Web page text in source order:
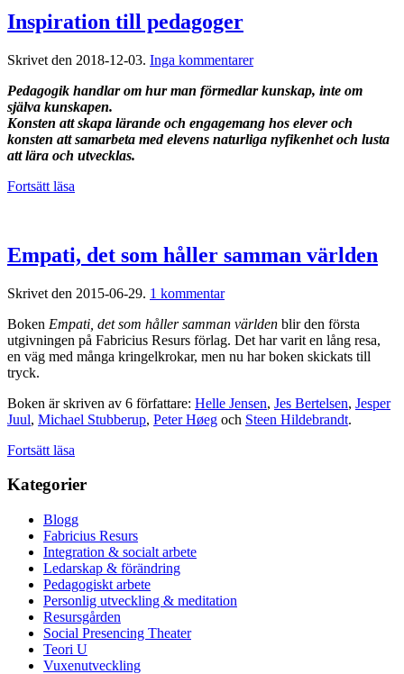
Inspiration till pedagoger
Skrivet den 2018-12-03. Inga kommentarertill
till
Pedagogik handlar om hur man förmedlar kunskap, inte om
själva kunskapen.
Konsten att skapa lärande och engagemang hos elever och
konsten att samarbeta med elevens naturliga nyfikenhet och lusta
att lära och utvecklas.
Fortsätt läsa
Empati, det som håller samman världen
Skrivet den 2015-06-29. 1 kommentartill
det
som
håller
Boken Empati, det som håller samman världen blir den första
utgivningen på Fabricius Resurs förlag. Det har varit en lång resa,
en väg med många kringelkrokar, men nu har boken skickats till
tryck.
Boken är skriven av 6 författare: Helle Jensen, Jes Bertelsen, Jesper
Juul, Michael Stubberup, Peter Høeg och Steen Hildebrandt.
Fortsätt läsa
Kategorier
Blogg
Fabricius Resurs
Integration & socialt arbete
Ledarskap & förändring
Pedagogiskt arbete
Personlig utveckling & meditation
Resursgården
Social Presencing Theater
Teori U
Vuxenutveckling